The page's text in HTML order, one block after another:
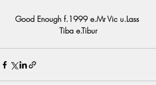
Good Enough f.1999 e.Mr Vic u.Lass
Tiba e.Tibur